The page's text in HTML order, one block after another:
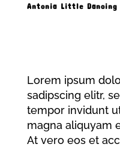
Antonia Little Dancing
Lorem ipsum
sadipscing elitr,
tempor invidunt
magna aliquyam
At vero eos et